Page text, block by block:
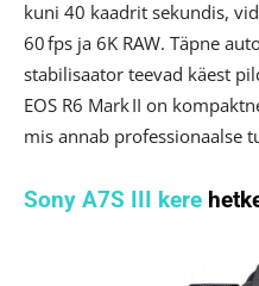
kuni 40 kaadrit sekundis,
60 fps ja 6K RAW. Täpne
stabilisaator teevad käest
EOS R6 Mark II on
mis annab professionaalse
Sony A7S III kere